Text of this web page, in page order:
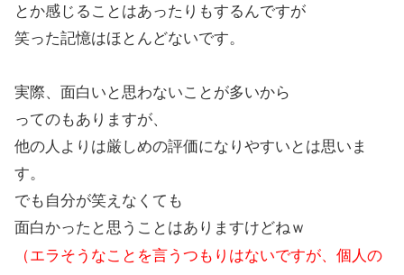
とか感じることはあったりもするんですが
笑った記憶はほとんどないです。
実際、面白いと思わないことが多いから
ってのもありますが、
他の人よりは厳しめの評価になりやすいとは思いま
す。
でも自分が笑えなくても
面白かったと思うことはありますけどねｗ
（エラそうなことを言うつもりはないですが、個人の